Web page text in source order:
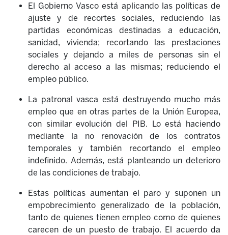
El Gobierno Vasco está aplicando las políticas de
ajuste y de recortes sociales, reduciendo las
partidas económicas destinadas a educación,
sanidad, vivienda; recortando las prestaciones
sociales y dejando a miles de personas sin el
derecho al acceso a las mismas; reduciendo el
empleo público.
La patronal vasca está destruyendo mucho más
empleo que en otras partes de la Unión Europea,
con similar evolución del PIB. Lo está haciendo
mediante la no renovación de los contratos
temporales y también recortando el empleo
indefinido. Además, está planteando un deterioro
de las condiciones de trabajo.
Estas políticas aumentan el paro y suponen un
empobrecimiento generalizado de la población,
tanto de quienes tienen empleo como de quienes
carecen de un puesto de trabajo. El acuerdo da